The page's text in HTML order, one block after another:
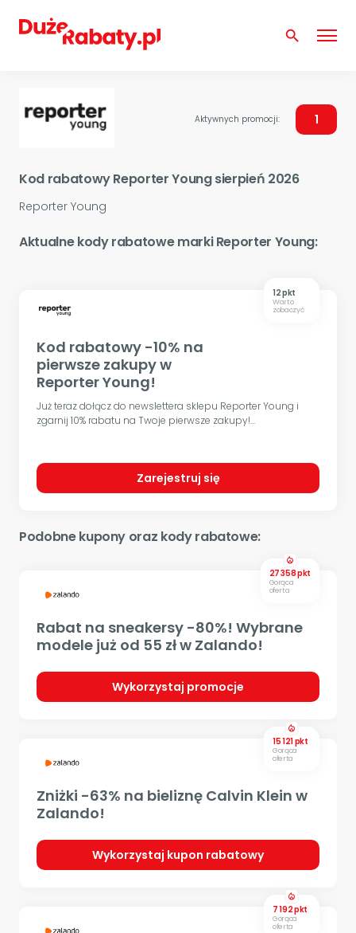
search
Aktywnych promocji: 1
Kod rabatowy Reporter Young sierpień 2026
Reporter Young
Aktualne kody rabatowe marki Reporter Young:
12 pkt
Warto
zobaczyć
Kod rabatowy -10% na
pierwsze zakupy w
Reporter Young!
Już teraz dołącz do newslettera sklepu Reporter Young i
zgarnij 10% rabatu na Twoje pierwsze zakupy!...
Zarejestruj się
Podobne kupony oraz kody rabatowe:
local_fire_department
27 358 pkt
Gorąca
oferta
Rabat na sneakersy -80%! Wybrane
modele już od 55 zł w Zalando!
Wykorzystaj promocje
local_fire_department
15 121 pkt
Gorąca
oferta
Zniżki -63% na bieliznę Calvin Klein w
Zalando!
Wykorzystaj kupon rabatowy
local_fire_department
7 192 pkt
Gorąca
oferta